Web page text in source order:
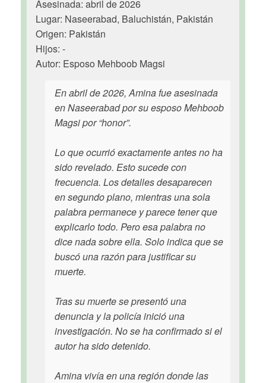
Asesinada: abril de 2026
Lugar: Naseerabad, Baluchistán, Pakistán
Origen: Pakistán
Hijos: -
Autor: Esposo Mehboob Magsi
En abril de 2026, Amina fue asesinada
en Naseerabad por su esposo Mehboob
Magsi por “honor”.
Lo que ocurrió exactamente antes no ha
sido revelado. Esto sucede con
frecuencia. Los detalles desaparecen
en segundo plano, mientras una sola
palabra permanece y parece tener que
explicarlo todo. Pero esa palabra no
dice nada sobre ella. Solo indica que se
buscó una razón para justificar su
muerte.
Tras su muerte se presentó una
denuncia y la policía inició una
investigación. No se ha confirmado si el
autor ha sido detenido.
Amina vivía en una región donde las